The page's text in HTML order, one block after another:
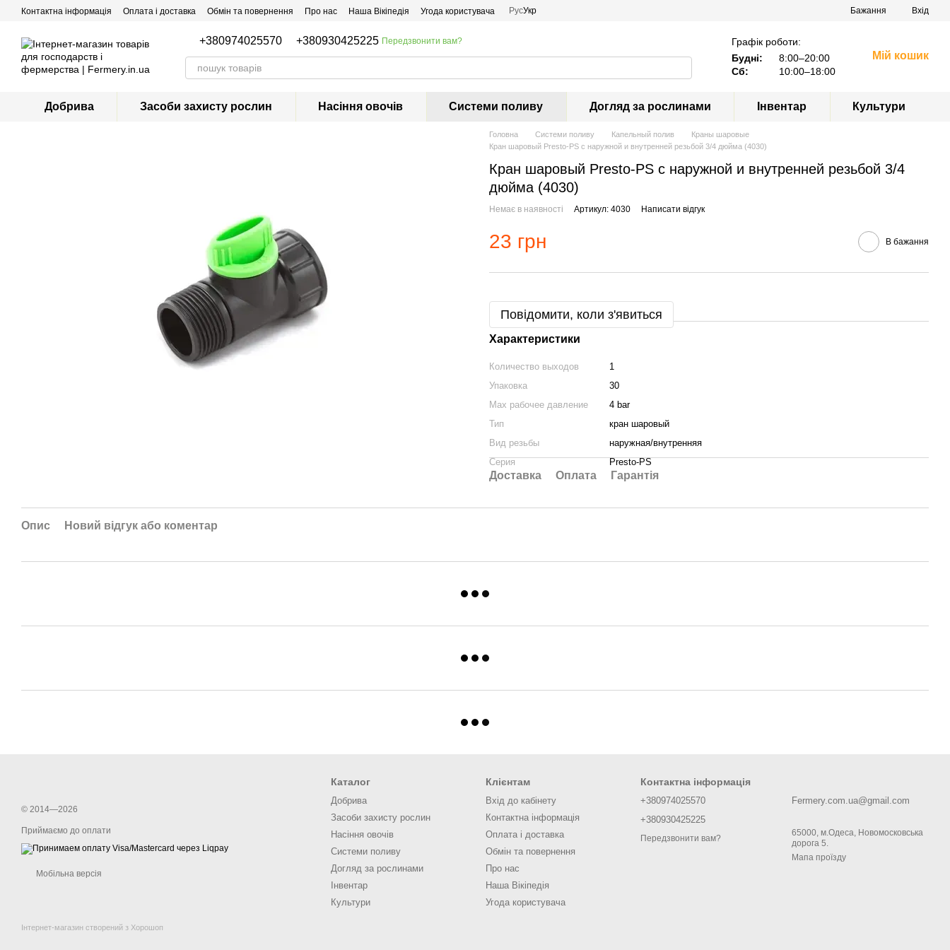
Перейти до основного контенту
Контактна інформація Оплата і доставка Обмін та повернення Про нас Наша Вікіпедія Угода користувача РусУкр Бажання Вхід
+380974025570 +380930425225 Передзвонити вам?
Графік роботи:
Будні:
8:00–20:00
Сб:
10:00–18:00
Мій кошик
Добрива Засоби захисту рослин Насіння овочів Системи поливу Догляд за рослинами Інвентар Культури
Головна Системи поливу Капельный полив
Краны шаровые
Кран шаровый Presto-PS с наружной и внутренней резьбой 3/4 дюйма (4030)
Кран шаровый Presto-PS с наружной и внутренней резьбой 3/4
дюйма (4030)
Немає в наявності Артикул: 4030 Написати відгук
23 грн В бажання
Повідомити, коли з'явиться
Характеристики
Количество выходов
1
Упаковка
30
Max рабочее давление
4 bar
Тип
кран шаровый
Вид резьбы
наружная/внутренняя
Серия
Presto-PS
Доставка Оплата Гарантія
Опис Новий відгук або коментар
© 2014—2026
Приймаємо до оплати
Мобільна версія
Інтернет-магазин створений з Хорошоп
Каталог
Добрива
Засоби захисту рослин
Насіння овочів
Системи поливу
Догляд за рослинами
Інвентар
Культури
Клієнтам
Вхід до кабінету
Контактна інформація
Оплата і доставка
Обмін та повернення
Про нас
Наша Вікіпедія
Угода користувача
Контактна інформація
+380974025570
+380930425225
Передзвонити вам?
Fermery.com.ua@gmail.com
65000, м.Одеса, Новомосковська
дорога 5.
Мапа проїзду